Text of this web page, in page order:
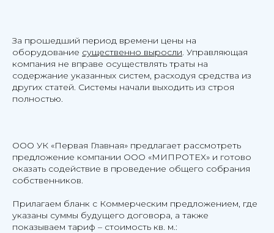
За прошедший период времени цены на
оборудование существенно выросли. Управляющая
компания не вправе осуществлять траты на
содержание указанных систем, расходуя средства из
других статей. Системы начали выходить из строя
полностью.
ООО УК «Первая Главная» предлагает рассмотреть
предложение компании ООО «МИПРОТЕХ» и готово
оказать содействие в проведение общего собрания
собственников.
Прилагаем бланк с Коммерческим предложением, где
указаны суммы будущего договора, а также
показываем тариф – стоимость кв. м.: